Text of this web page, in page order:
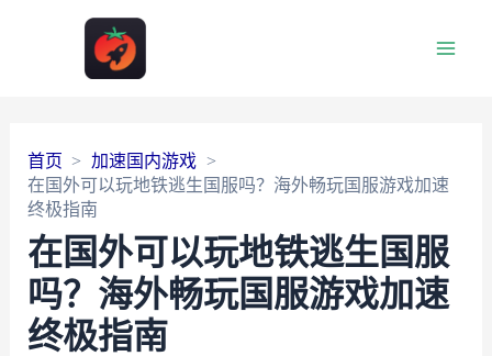
首页
加速国内游戏
在国外可以玩地铁逃生国服吗？海外畅玩国服游戏加速
终极指南
在国外可以玩地铁逃生国服
吗？海外畅玩国服游戏加速
终极指南